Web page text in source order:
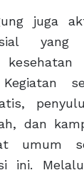
juga
yang
kesehatan
dan
umum
ini.